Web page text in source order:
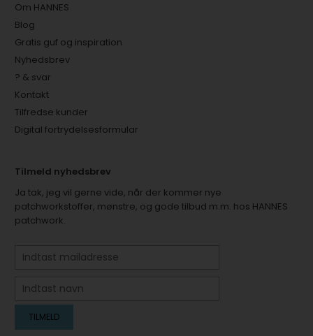
Om HANNES
Blog
Gratis guf og inspiration
Nyhedsbrev
? & svar
Kontakt
Tilfredse kunder
Digital fortrydelsesformular
Tilmeld nyhedsbrev
Ja tak, jeg vil gerne vide, når der kommer nye
patchworkstoffer, mønstre, og gode tilbud m.m. hos HANNES
patchwork.